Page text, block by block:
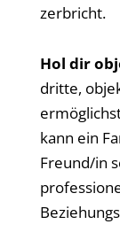
zerbricht.
Hol dir
dritte,
kann ein
Freund/in